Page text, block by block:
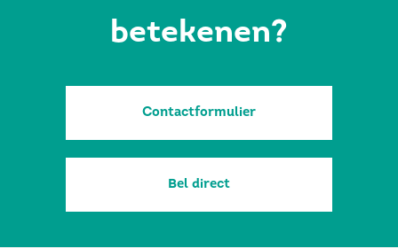
betekenen?
Contactformulier
Bel direct